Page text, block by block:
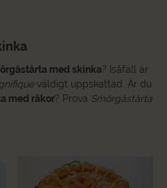
med skinka? Isåfall är
väldigt uppskattad. Är du
med räkor? Prova Smörgåstårta